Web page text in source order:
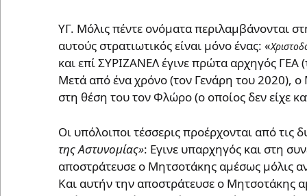
ΥΓ. Μόλις πέντε ονόματα περιλαμβάνονται
αυτούς στρατιωτικός είναι μόνο ένας: «
και επί ΣΥΡΙΖΑΝΕΛ έγινε πρώτα αρχηγός
Μετά από ένα χρόνο (τον Γενάρη του 2020),
στη θέση του τον Φλώρο (ο οποίος δεν είχε
Οι υπόλοιποι τέσσερις προέρχονται από τις
της Αστυνομίας»: Εγινε υπαρχηγός και στη
αποστράτευσε ο Μητσοτάκης αμέσως μόλις
Και αυτήν την αποστράτευσε ο Μητσοτάκης